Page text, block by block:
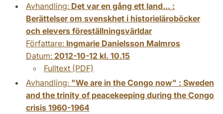
Avhandling: Det var en gång ett land... :
Berättelser om svenskhet i historieläroböcker
och elevers föreställningsvärldar
Författare: Ingmarie Danielsson Malmros
Datum: 2012-10-12 kl. 10.15
Fulltext (PDF)
Avhandling: "We are in the Congo now" : Sweden
and the trinity of peacekeeping during the Congo
crisis 1960-1964